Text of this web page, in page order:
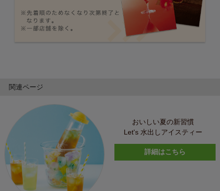
関連ページ
おいしい夏の新習慣
Let's 水出しアイスティー
詳細はこちら